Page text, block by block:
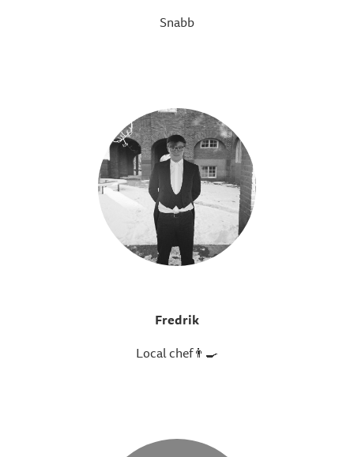
Snabb
Fredrik
Local chef👨‍🍳